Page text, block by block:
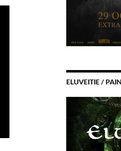
ELUVEITIE /